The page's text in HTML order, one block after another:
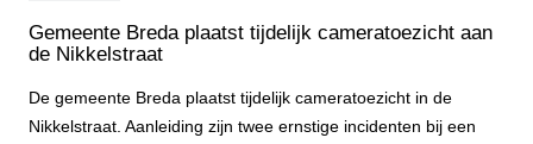
Gemeente Breda plaatst tijdelijk cameratoezicht aan
de Nikkelstraat
De gemeente Breda plaatst tijdelijk cameratoezicht in de
Nikkelstraat. Aanleiding zijn twee ernstige incidenten bij een